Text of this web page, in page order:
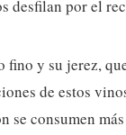
desfilan por el
y su jerez,
de estos
se consumen